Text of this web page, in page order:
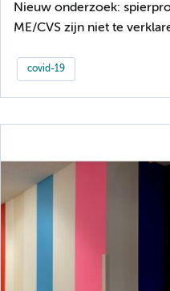
Nieuw onderzoek:
ME/CVS zijn niet te
covid-19